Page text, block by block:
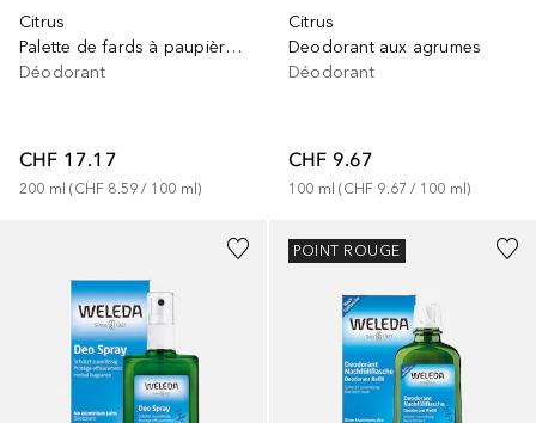
Citrus
Palette de fards à paupières Slim Pro Natural Spirit
Déodorant
CHF 17.17
200 ml (CHF 8.59 / 100 ml)
Citrus
Deodorant aux agrumes
Déodorant
CHF 9.67
100 ml (CHF 9.67 / 100 ml)
POINT ROUGE